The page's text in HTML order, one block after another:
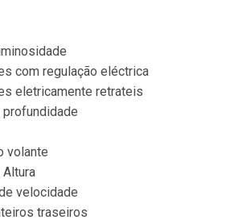
com regulação eléctrica
eletricamente retrateis
profundidade
volante
velocidade
traseiros